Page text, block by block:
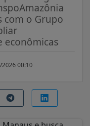
com o Grupo
econômicas
00:10